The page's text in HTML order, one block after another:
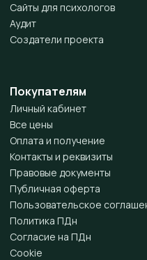
Сайты для психологов
Аудит
Создатели проекта
Покупателям
Личный кабинет
Все цены
Оплата и получение
Контакты и реквизиты
Правовые документы
Публичная оферта
Пользовательское
Политика ПДн
Согласие на ПДн
Cookie